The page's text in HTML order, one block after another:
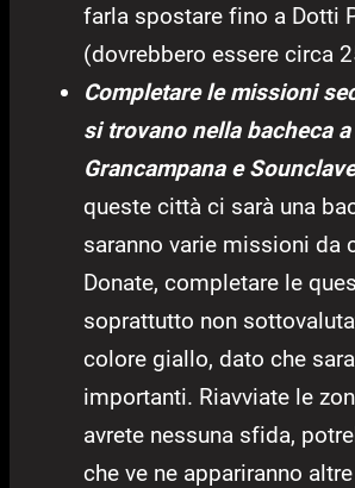
farla spostare fino a Dotti
(dovrebbero essere circa
Completare le missioni
si trovano nella bacheca
Grancampana e
queste città ci sarà una
saranno varie missioni da
Donate, completare le
soprattutto non
colore giallo, dato che
importanti. Riavviate le
avrete nessuna sfida,
che ve ne appariranno